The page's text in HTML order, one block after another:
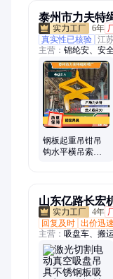
泰州市力夫特
6年
真实性已核验 江
主营： 锦纶安、安
套、防火吊带、汽
卷吊带、起重吊绳
带、起重吊带、吊
平吊网、柔性吊带
钢板起重吊钳吊
钩水平横吊索具
山东亿路长宏
4年
回复及时 出价迅速
主营： 吸盘车、搬
备、电动吸盘、玻
车板材、板材上料
助力机械手、玻璃